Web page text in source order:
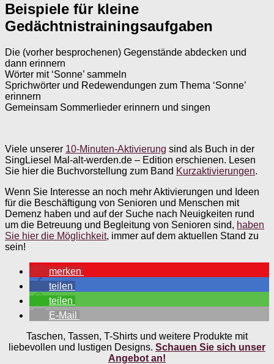
Beispiele für kleine
Gedächtnistrainingsaufgaben
Die (vorher besprochenen) Gegenstände abdecken und
dann erinnern
Wörter mit ‘Sonne’ sammeln
Sprichwörter und Redewendungen zum Thema ‘Sonne’
erinnern
Gemeinsam Sommerlieder erinnern und singen
Viele unserer 10-Minuten-Aktivierung sind als Buch in der
SingLiesel Mal-alt-werden.de – Edition erschienen. Lesen
Sie hier die Buchvorstellung zum Band Kurzaktivierungen.
Wenn Sie Interesse an noch mehr Aktivierungen und Ideen
für die Beschäftigung von Senioren und Menschen mit
Demenz haben und auf der Suche nach Neuigkeiten rund
um die Betreuung und Begleitung von Senioren sind, haben
Sie hier die Möglichkeit, immer auf dem aktuellen Stand zu
sein!
merken
teilen
teilen
E-Mail
Taschen, Tassen, T-Shirts und weitere Produkte mit
liebevollen und lustigen Designs. Schauen Sie sich unser
Angebot an!